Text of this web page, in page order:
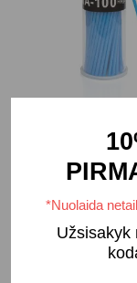
4,89
Į KREPŠELĮ
*Nuolaida
Užsisakyk